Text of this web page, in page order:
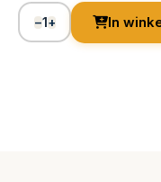
−1+ In